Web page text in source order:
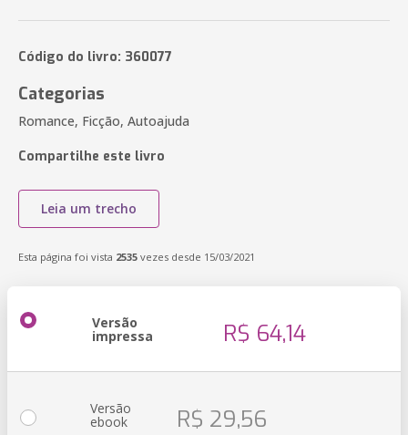
Código do livro: 360077
Categorias
Romance, Ficção, Autoajuda
Compartilhe este livro
Leia um trecho
Esta página foi vista 2535 vezes desde 15/03/2021
Versão
impressa R$ 64,14
Versão
ebook R$ 29,56